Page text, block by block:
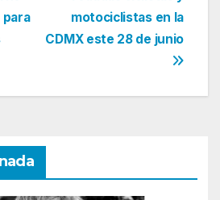
motociclistas en la
CDMX este 28 de junio
para